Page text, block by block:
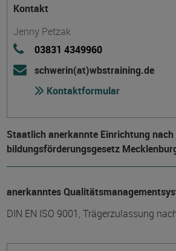
Kontakt
Jenny Petzak
03831 4349960
schwerin(at)wbstraining.de
Kontaktformular
Staatlich anerkannte Einrichtung
bildungs­förderungs­gesetz
anerkanntes
DIN EN ISO 9001, Trägerzulassung